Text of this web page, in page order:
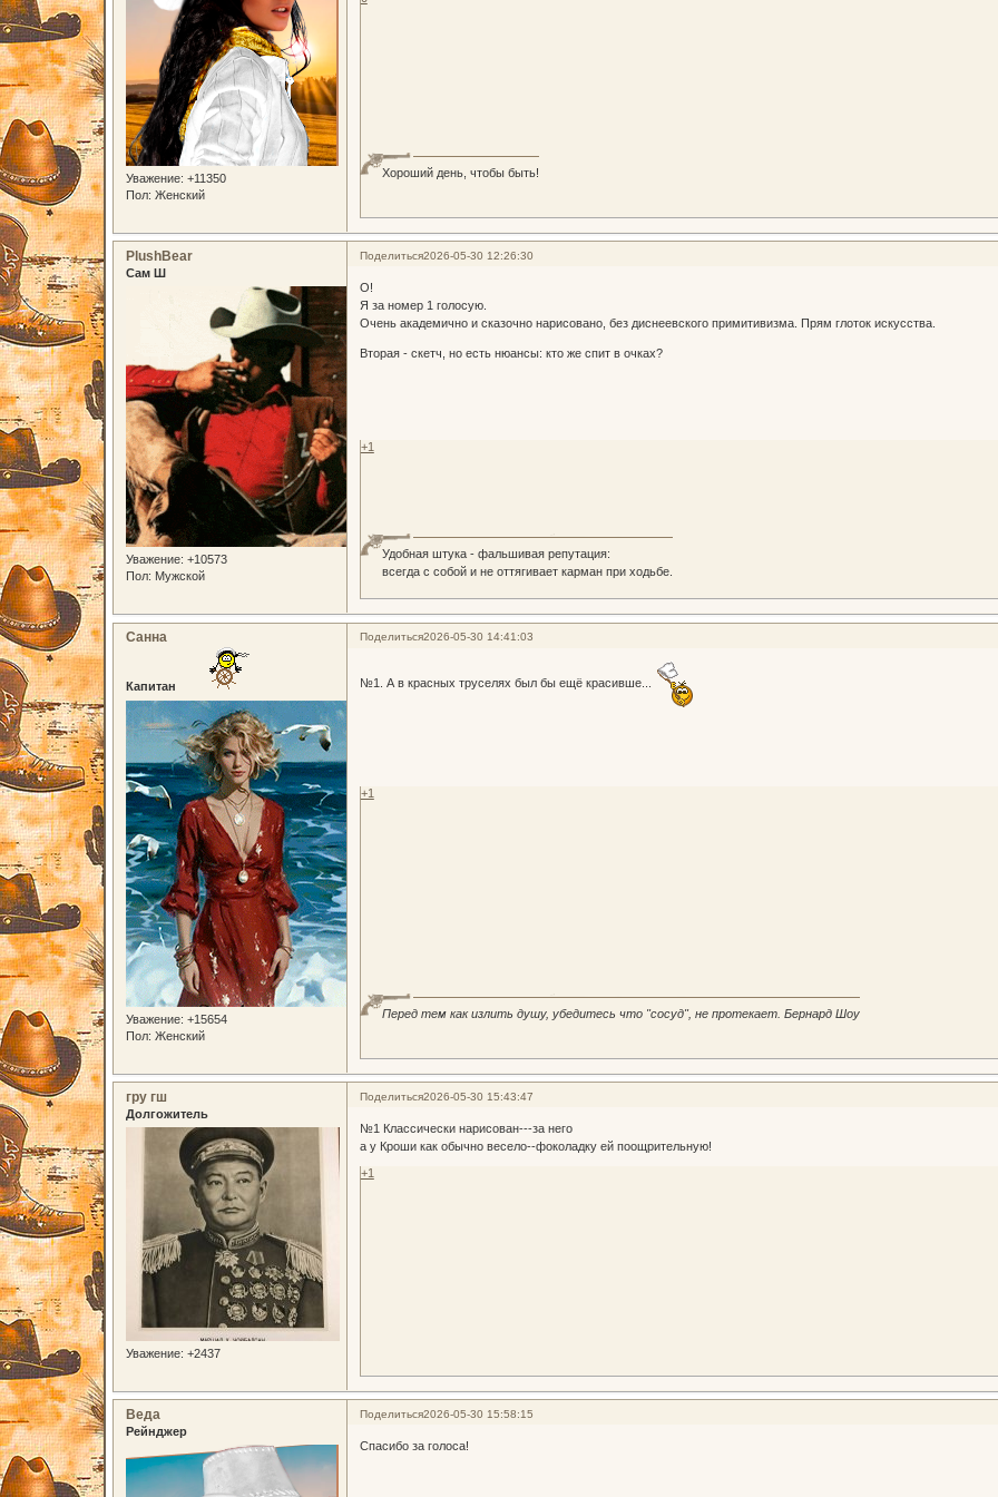
Уважение: +11350
Пол: Женский
Хороший день, чтобы быть!
Поделиться2026-05-30 12:26:30
PlushBear
Сам Ш
Уважение: +10573
Пол: Мужской
О!
Я за номер 1 голосую.
Очень академично и сказочно нарисовано, без диснеевского примитивизма. Прям глоток искусства.
Вторая - скетч, но есть нюансы: кто же спит в очках?
Удобная штука - фальшивая репутация:
всегда с собой и не оттягивает карман при ходьбе.
+1
Поделиться2026-05-30 14:41:03
Санна
Капитан
Уважение: +15654
Пол: Женский
№1. А в красных труселях был бы ещё красивше...
Перед тем как излить душу, убедитесь что "сосуд", не протекает. Бернард Шоу
+1
Поделиться2026-05-30 15:43:47
гру гш
Долгожитель
Уважение: +2437
№1 Классически нарисован---за него
а у Кроши как обычно весело--фоколадку ей поощрительную!
+1
Поделиться2026-05-30 15:58:15
Веда
Рейнджер
Спасибо за голоса!